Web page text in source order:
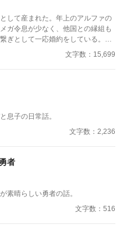
して産まれた。年上のアルファの
ガ令息が少なく、他国との縁組も
ぎとして一応婚約をしている。王
り、初恋の人ではあるけれど、契
れた時には解消されるものと考え
ないと王子から溢れるほどの愛を
メガバースBLです。
文字数：15,699
息子の日常話。
文字数：2,236
者
素晴らしい勇者の話。
文字数：516